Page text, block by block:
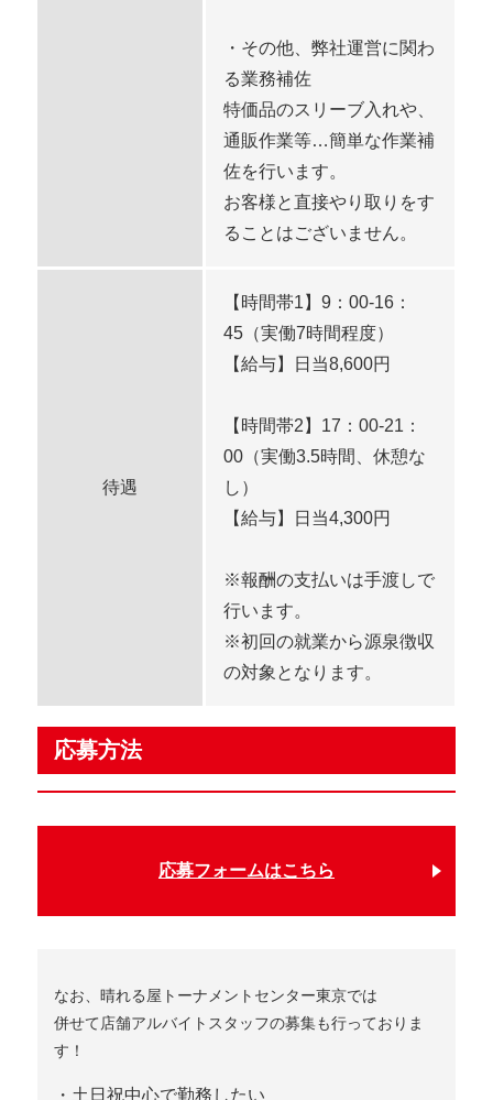
・その他、弊社運営に関わ
る業務補佐
特価品のスリーブ入れや、
通販作業等…簡単な作業補
佐を行います。
お客様と直接やり取りをす
ることはございません。
待遇
【時間帯1】9：00-16：
45（実働7時間程度）
【給与】日当8,600円
【時間帯2】17：00-21：
00（実働3.5時間、休憩な
し）
【給与】日当4,300円
※報酬の支払いは手渡しで
行います。
※初回の就業から源泉徴収
の対象となります。
応募方法
応募フォームはこちら
なお、晴れる屋トーナメントセンター東京では
併せて店舗アルバイトスタッフの募集も行っておりま
す！
・土日祝中心で勤務したい